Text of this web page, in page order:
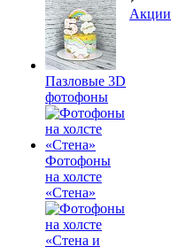
Пазловые 3D
фотофоны
Фотофоны
на холсте
«Стена»
Акции